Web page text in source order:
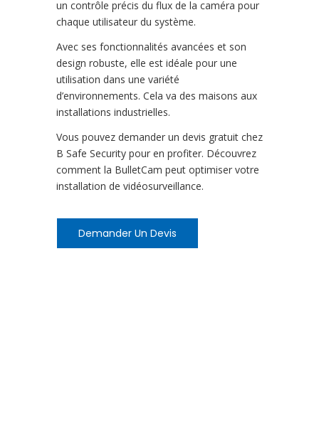
un contrôle précis du flux de la caméra pour
chaque utilisateur du système.
Avec ses fonctionnalités avancées et son
design robuste, elle est idéale pour une
utilisation dans une variété
d’environnements. Cela va des maisons aux
installations industrielles.
Vous pouvez demander un devis gratuit chez
B Safe Security pour en profiter. Découvrez
comment la BulletCam peut optimiser votre
installation de vidéosurveillance.
Demander Un Devis